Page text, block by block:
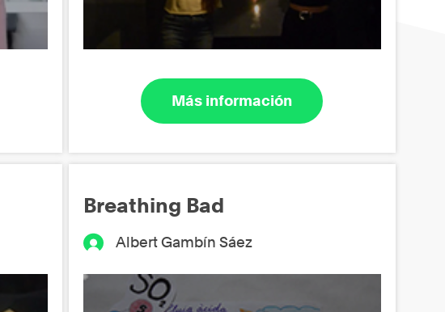
Más información
Breathing Bad
Albert Gambín Sáez